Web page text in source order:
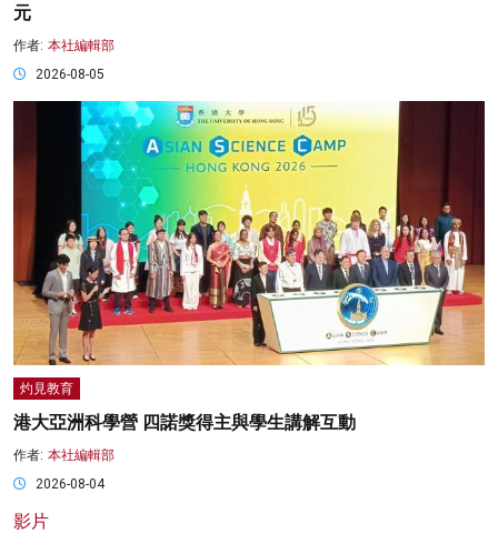
元
作者: 本社編輯部
2026-08-05
灼見教育
港大亞洲科學營 四諾獎得主與學生講解互動
作者: 本社編輯部
2026-08-04
影片